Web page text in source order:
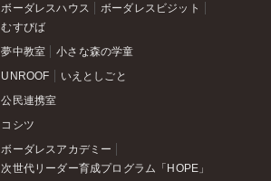
ボーダレスハウス
ボーダレスビジット
むすびば
夢中教室 小さな森の学童
UNROOF いえとしごと
公民連携室
コシツ
ボーダレスアカデミー
次世代リーダー育成プログラム「HOPE」